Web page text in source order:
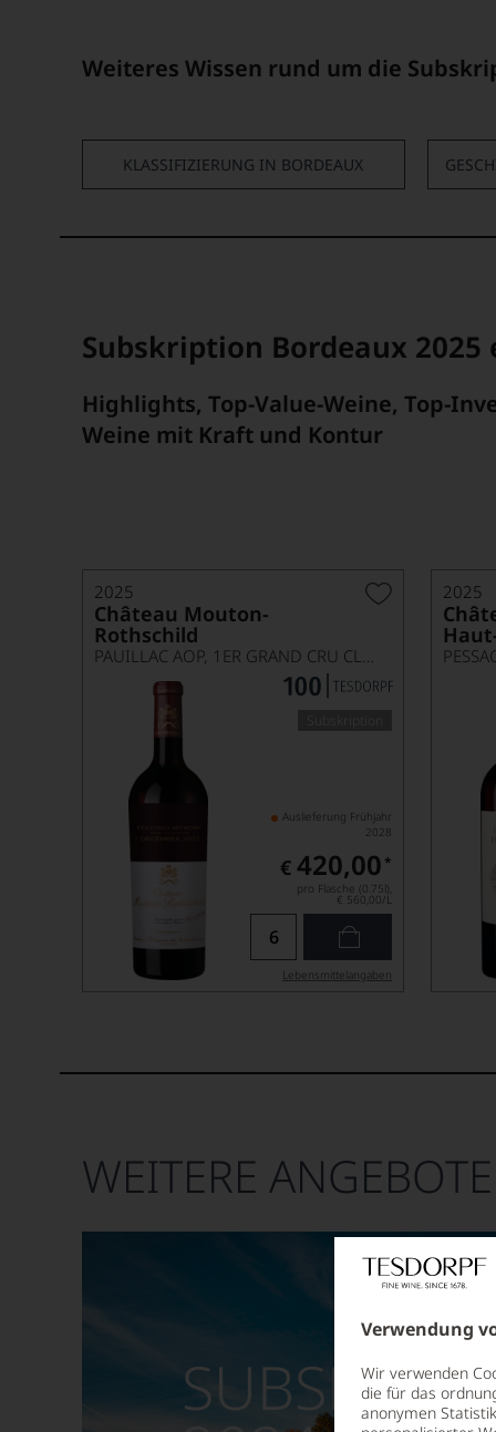
Verwendung
Wir verwenden
die für das
anonymen
Weiteres Wissen rund um die
KLASSIFIZIERUNG IN BORDEAUX
Subskription Bordeaux 2025
Highlights, Top-Value-Weine, Top-
Weine mit Kraft und Kontur
2025
Château Mouton-
Rothschild
PAUILLAC AOP, 1ER GRAND CRU CLASSÉ
Auslieferung Frühjahr
2028
€ 420,00 *
pro Flasche (0.75l),
€ 560,00/L
Lebensmittel­angaben
2025
WEITERE